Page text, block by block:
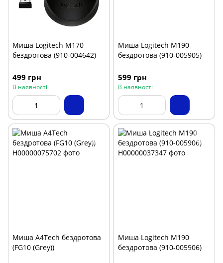
Миша Logitech M170
бездротова (910-004642)
499 грн
В наявності
Миша Logitech M190
бездротова (910-005905)
599 грн
В наявності
Миша A4Tech бездротова
(FG10 (Grey))
Миша Logitech M190
бездротова (910-005906)